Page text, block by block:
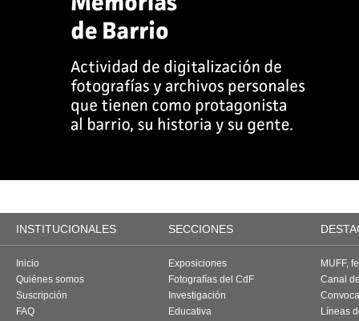
INSTITUCIONALES SECCIONES
Inicio
Quiénes somos
Suscripción
FAQ
Exposiciones
Fotografías del CdF
Investigación
Educativa
MUFF,
Canal
Líneas